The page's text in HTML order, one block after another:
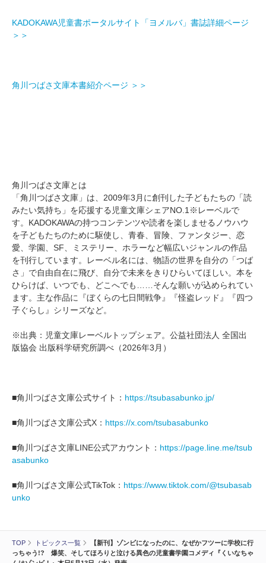
TOP トピックス一覧
【新刊】ゾンビになったのに、なぜかフツーに学校に行
っちゃう!? 爆笑、そしてほろりと泣ける異色の児童書学園コメディ『くいなちゃ
KADOKAWA児童書ポータルサイト「ヨメルバ」書誌詳細ページ
＞＞
角川つばさ文庫本書紹介ページ ＞＞
角川つばさ文庫とは
「角川つばさ文庫」は、2009年3月に創刊した子どもたちの「読
みたい気持ち」を応援する児童文庫シェアNO.1※レーベルで
す。KADOKAWAの持つコンテンツや読者を楽しませるノウハウ
を子どもたちのために駆使し、青春、冒険、ファンタジー、恋
愛、学園、SF、ミステリー、ホラーなど幅広いジャンルの作品
を刊行しています。レーベル名には、物語の世界を自分の「つば
さ」で自由自在に飛び、自分で未来をきりひらいてほしい。本を
ひらけば、いつでも、どこへでも……そんな願いが込められてい
ます。主な作品に『ぼくらの七日間戦争』『怪盗レッド』『四つ
子ぐらし』シリーズなど。
※出典：児童文庫レーベルトップシェア。公益社団法人 全国出
版協会 出版科学研究所調べ（2026年3月）
■角川つばさ文庫公式サイト： https://tsubasabunko.jp/
■角川つばさ文庫公式X： https://x.com/tsubasabunko
■角川つばさ文庫LINE公式アカウント： https://page.line.me/tsub
asabunko
■角川つばさ文庫公式TikTok： https://www.tiktok.com/@tsubasab
unko